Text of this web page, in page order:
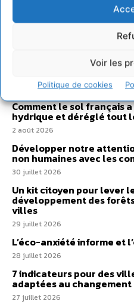
Voir les
Politique de cookies
Sur
Comment le sol français
hydrique et déréglé tout
2 août 2026
Développer notre
non humaines avec les
30 juillet 2026
Un kit citoyen pour lever
développement des
villes
29 juillet 2026
L’éco-anxiété informe et
28 juillet 2026
7 indicateurs pour des
adaptées au
27 juillet 2026